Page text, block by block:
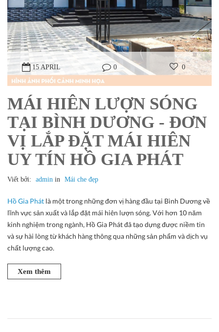
15 APRIL 0 0
MÁI HIÊN LƯỢN SÓNG
TẠI BÌNH DƯƠNG - ĐƠN
VỊ LẮP ĐẶT MÁI HIÊN
UY TÍN HỒ GIA PHÁT
Viết bởi: admin in Mái che đẹp
Hồ Gia Phát là một trong những đơn vị hàng đầu tại Bình Dương về
lĩnh vực sản xuất và lắp đặt mái hiên lượn sóng. Với hơn 10 năm
kinh nghiệm trong ngành, Hồ Gia Phát đã tạo dựng được niềm tin
và sự hài lòng từ khách hàng thông qua những sản phẩm và dịch vụ
chất lượng cao.
Xem thêm